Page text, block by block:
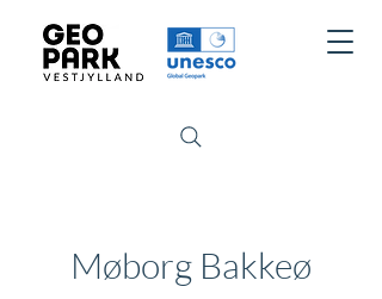
Møborg Bakkeø